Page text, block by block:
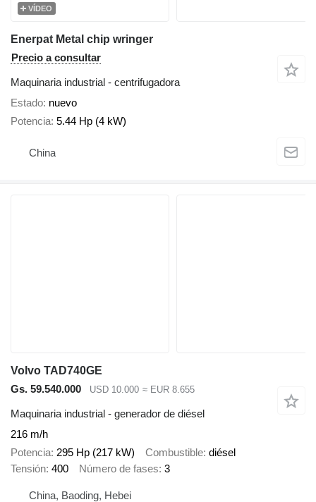
VÍDEO
Enerpat Metal chip wringer
Precio a consultar
Maquinaria industrial - centrifugadora
Estado nuevo
Potencia 5.44 Hp (4 kW)
China
Volvo TAD740GE
Gs. 59.540.000
USD 10.000 ≈ EUR 8.655
Maquinaria industrial - generador de diésel
216 m/h
Potencia 295 Hp (217 kW) Combustible diésel
Tensión 400 Número de fases 3
China, Baoding, Hebei